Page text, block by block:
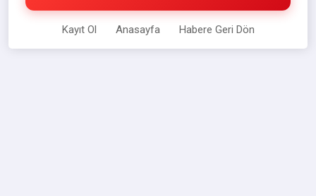
Kayıt Ol Anasayfa Habere Geri Dön